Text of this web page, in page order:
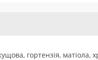
гортензія, матіола,